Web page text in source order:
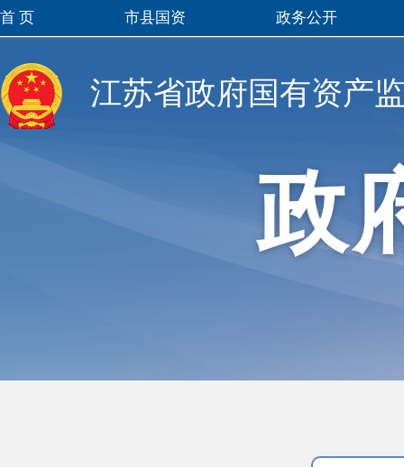
首 页 市县国资 政务公开
江苏省政府国有资产
政